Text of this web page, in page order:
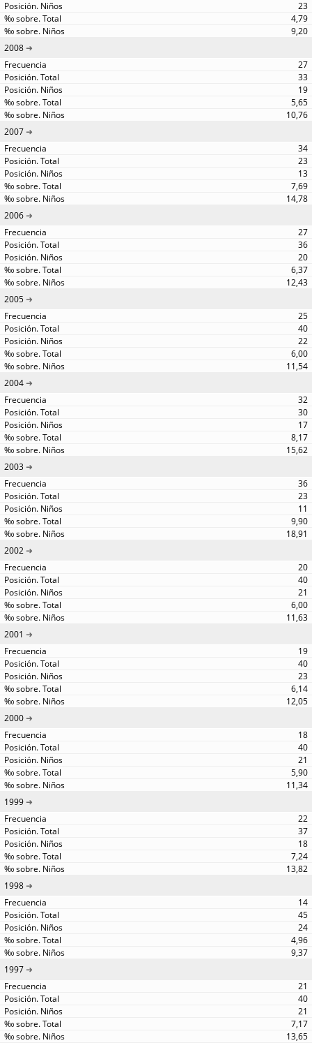
23
4,79
9,20
2008
27
33
19
5,65
10,76
2007
34
23
13
7,69
14,78
2006
27
36
20
6,37
12,43
2005
25
40
22
6,00
11,54
2004
32
30
17
8,17
15,62
2003
36
23
11
9,90
18,91
2002
20
40
21
6,00
11,63
2001
19
40
23
6,14
12,05
2000
18
40
21
5,90
11,34
1999
22
37
18
7,24
13,82
1998
14
45
24
4,96
9,37
1997
21
40
21
7,17
13,65